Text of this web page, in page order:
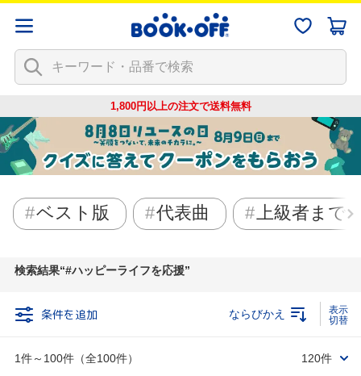
1,800円以上の注文で送料無料
ベスト版 代表曲 上級者まで
検索結果 #ハッピーライフを応援
条件を追加
1件～100件（全100件）
ならびかえ
120件